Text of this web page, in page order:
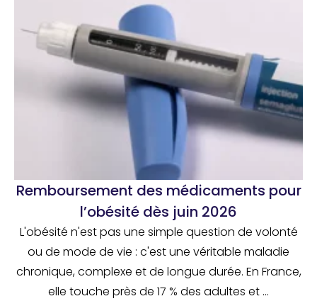
Remboursement des médicaments pour
l’obésité dès juin 2026
L'obésité n'est pas une simple question de volonté
ou de mode de vie : c'est une véritable maladie
chronique, complexe et de longue durée. En France,
elle touche près de 17 % des adultes et ...